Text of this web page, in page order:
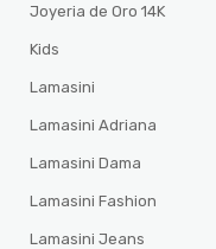
Joyeria de Oro 14K
Kids
Lamasini
Lamasini Adriana
Lamasini Dama
Lamasini Fashion
Lamasini Jeans